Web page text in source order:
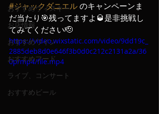
おすすめウィスキー
お店情報
おすすめワイン
おすすめフード
ライブ、コンサート
おすすめビール
#ジャックダニエル のキャンペーンま
だ当たり🎯残ってますよ🥃是非挑戦し
てみてください🫡
https://video.wixstatic.com/video/9dd19c_
2885deb8d0e646f3b0d0c212c2131a2a/36
0p/mp4/file.mp4